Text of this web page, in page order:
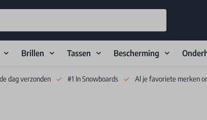
Brillen Tassen Bescherming
dag verzonden #1 In Snowboards Al je favoriete merken